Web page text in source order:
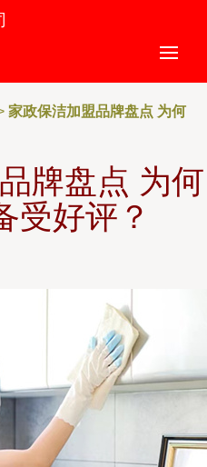
家政保洁加盟品牌盘点 为何
牌盘点 为何
受好评？